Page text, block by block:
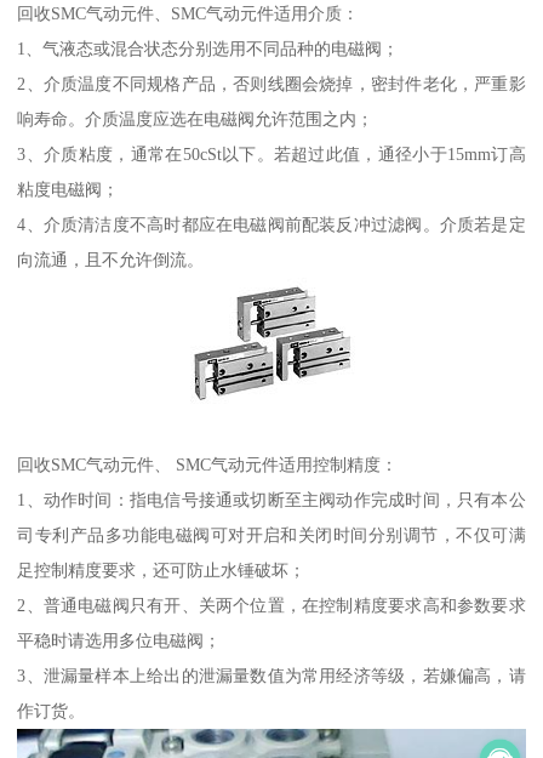
回收SMC气动元件、SMC气动元件适用介质：
1、气液态或混合状态分别选用不同品种的电磁阀；
2、介质温度不同规格产品，否则线圈会烧掉，密封件老化，严重影
响寿命。介质温度应选在电磁阀允许范围之内；
3、介质粘度，通常在50cSt以下。若超过此值，通径小于15mm订高
粘度电磁阀；
4、介质清洁度不高时都应在电磁阀前配装反冲过滤阀。介质若是定
向流通，且不允许倒流。
回收SMC气动元件、 SMC气动元件适用控制精度：
1、动作时间：指电信号接通或切断至主阀动作完成时间，只有本公
司专利产品多功能电磁阀可对开启和关闭时间分别调节，不仅可满
足控制精度要求，还可防止水锤破坏；
2、普通电磁阀只有开、关两个位置，在控制精度要求高和参数要求
平稳时请选用多位电磁阀；
3、泄漏量样本上给出的泄漏量数值为常用经济等级，若嫌偏高，请
作订货。